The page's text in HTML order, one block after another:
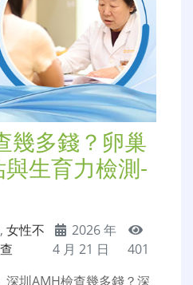
幾多錢？卵巢
生育力檢測-
, 女性不
2026 年
4 月 21 日
401
深圳AMH檢查幾多錢？深